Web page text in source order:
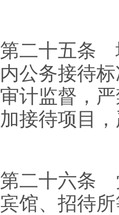
第二十五条
内公务接待
审计监督，
加接待项目
第二十六条
宾馆、招待